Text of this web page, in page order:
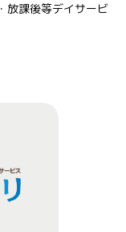
放課後等デイサービ